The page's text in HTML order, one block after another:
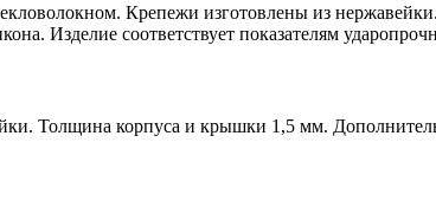
Крепежи изготовлены из
Изделие соответствует показателям
Толщина корпуса и крышки 1,5 мм.